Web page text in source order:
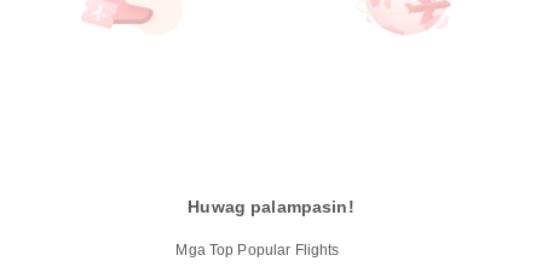
Huwag palampasin!
Mga Top Popular Flights